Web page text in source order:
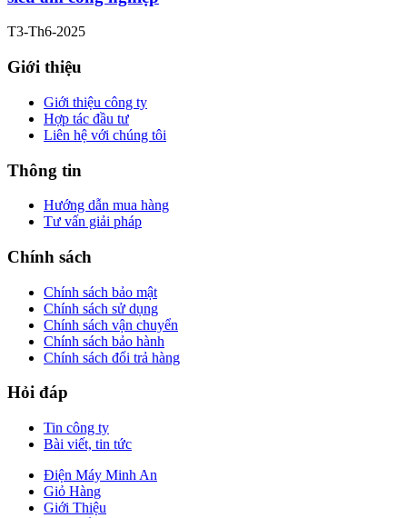
T3-Th6-2025
Giới thiệu
Giới thiệu công ty
Hợp tác đầu tư
Liên hệ với chúng tôi
Thông tin
Hướng dẫn mua hàng
Tư vấn giải pháp
Chính sách
Chính sách bảo mật
Chính sách sử dụng
Chính sách vận chuyển
Chính sách bảo hành
Chính sách đổi trả hàng
Hỏi đáp
Tin công ty
Bài viết, tin tức
Điện Máy Minh An
Giỏ Hàng
Giới Thiệu